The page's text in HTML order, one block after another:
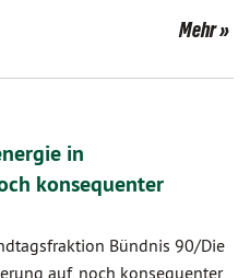
Mehr
in
konsequenter
Bündnis 90/Die
auf, noch konsequenter